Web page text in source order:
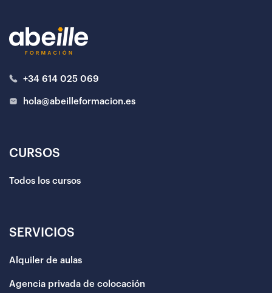
+34 614 025 069
hola@abeilleformacion.es
CURSOS
Todos los cursos
SERVICIOS
Alquiler de aulas
Agencia privada de colocación